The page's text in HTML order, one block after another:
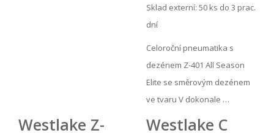
Sklad externí: 50 ks do 3 prac.
dní
Celoroční pneumatika s
dezénem Z-401 All Season
Elite se směrovým dezénem
ve tvaru V dokonale …
Westlake Z-
Westlake C